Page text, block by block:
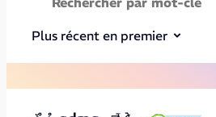
Plus récent en premier